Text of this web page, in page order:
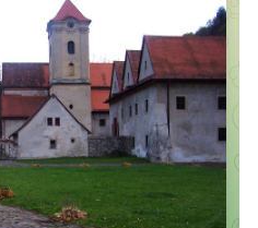
zábery, ktoré
na španielskej
súkromných domov“
medzi mladými
liturgia, príliš
odvracia od života